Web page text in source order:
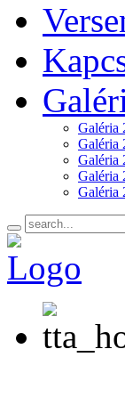
Galéria
Galéria
Galéria
Galéria
Galéria